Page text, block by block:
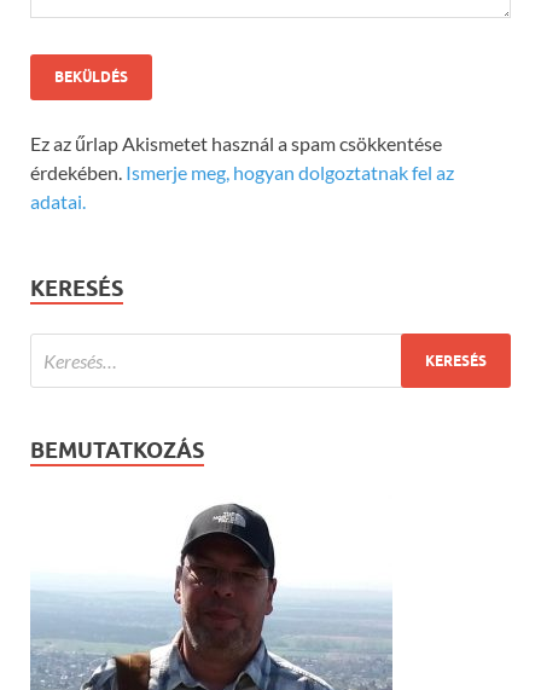
Ez az űrlap Akismetet használ a spam csökkentése
érdekében. Ismerje meg, hogyan dolgoztatnak fel az
adatai.
KERESÉS
BEMUTATKOZÁS